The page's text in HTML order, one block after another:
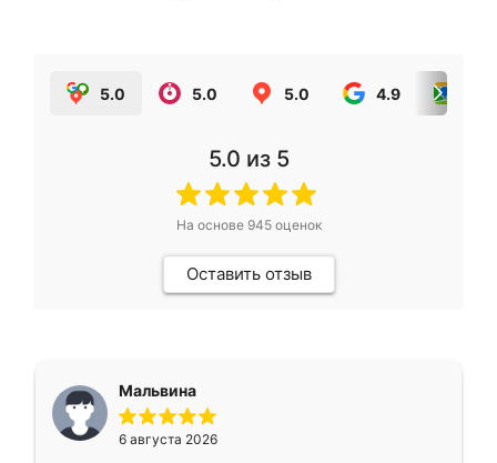
5.0 5.0 5.0 4.9
5.0 из 5
На основе 945оценок
Оставить отзыв
Мальвина
6 августа 2026